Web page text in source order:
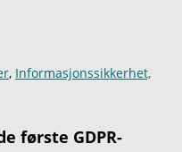
, Informasjonssikkerhet,
første GDPR-